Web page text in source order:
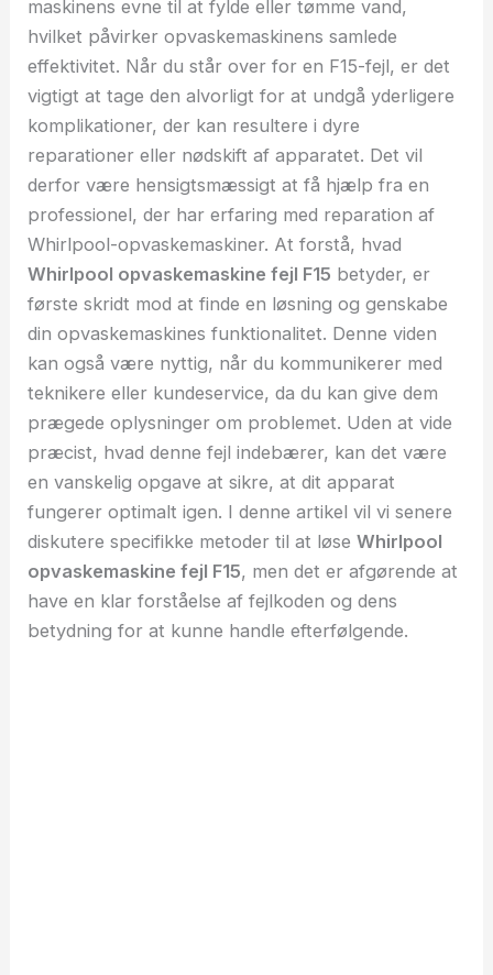
maskinens evne til at fylde eller tømme vand,
hvilket påvirker opvaskemaskinens samlede
effektivitet. Når du står over for en F15-fejl, er det
vigtigt at tage den alvorligt for at undgå yderligere
komplikationer, der kan resultere i dyre
reparationer eller nødskift af apparatet. Det vil
derfor være hensigtsmæssigt at få hjælp fra en
professionel, der har erfaring med reparation af
Whirlpool-opvaskemaskiner. At forstå, hvad
Whirlpool opvaskemaskine fejl F15 betyder, er
første skridt mod at finde en løsning og genskabe
din opvaskemaskines funktionalitet. Denne viden
kan også være nyttig, når du kommunikerer med
teknikere eller kundeservice, da du kan give dem
prægede oplysninger om problemet. Uden at vide
præcist, hvad denne fejl indebærer, kan det være
en vanskelig opgave at sikre, at dit apparat
fungerer optimalt igen. I denne artikel vil vi senere
diskutere specifikke metoder til at løseWhirlpool
opvaskemaskine fejl F15, men det er afgørende at
have en klar forståelse af fejlkoden og dens
betydning for at kunne handle efterfølgende.